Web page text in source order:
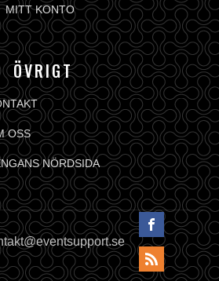
MITT KONTO
ÖVRIGT
OSS
NÖRDSIDA